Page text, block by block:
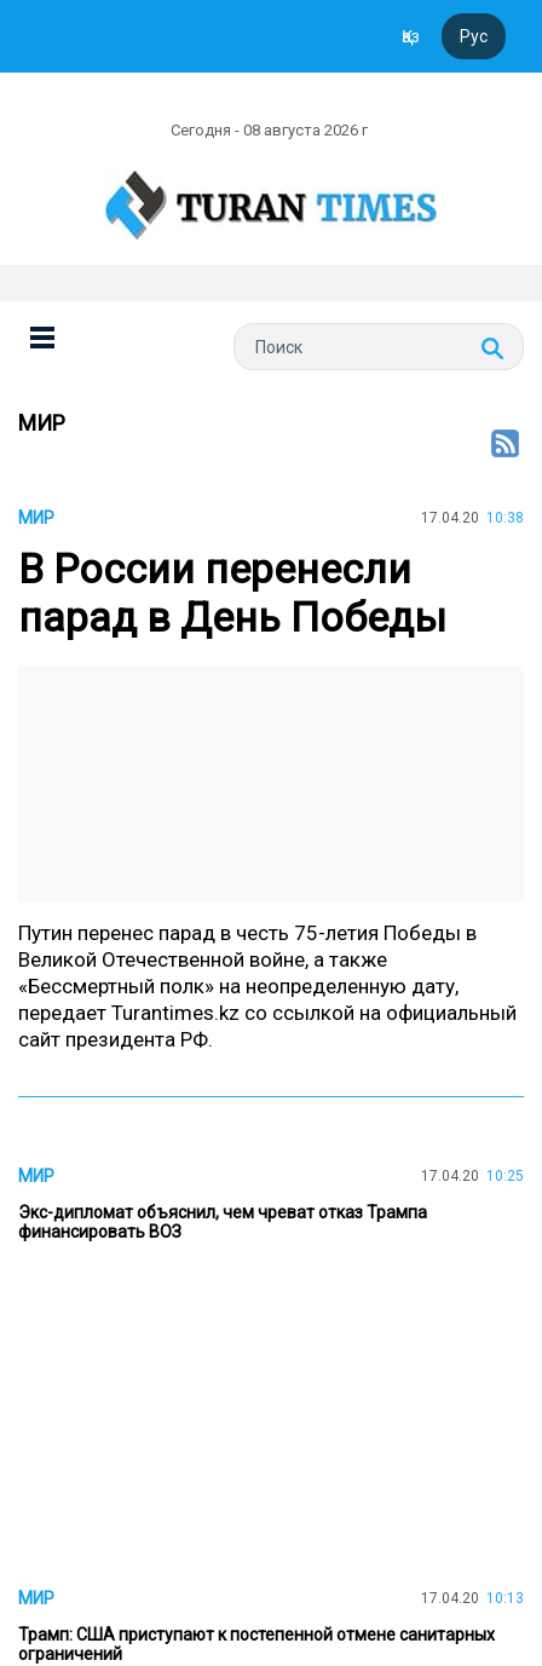
Қаз Рус
Сегодня - 08 августа 2026 г
МИР
МИР 17.04.20 10:38
В России перенесли
парад в День Победы
Путин перенес парад в честь 75-летия Победы в
Великой Отечественной войне, а также
«Бессмертный полк» на неопределенную дату,
передает Turantimes.kz со ссылкой на официальный
сайт президента РФ.
МИР 17.04.20 10:25
Экс-дипломат объяснил, чем чреват отказ Трампа
финансировать ВОЗ
МИР 17.04.20 10:13
Трамп: США приступают к постепенной отмене санитарных
ограничений